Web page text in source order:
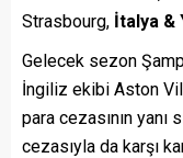
Strasbourg, İtalya &
Gelecek sezon
İngiliz ekibi Aston
para cezasının yanı
cezasıyla da karşı